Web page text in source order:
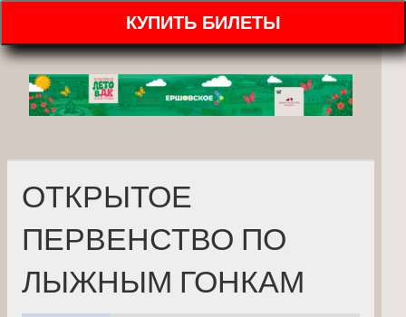
КУПИТЬ БИЛЕТЫ
ОТКРЫТОЕ
ПЕРВЕНСТВО ПО
ЛЫЖНЫМ ГОНКАМ